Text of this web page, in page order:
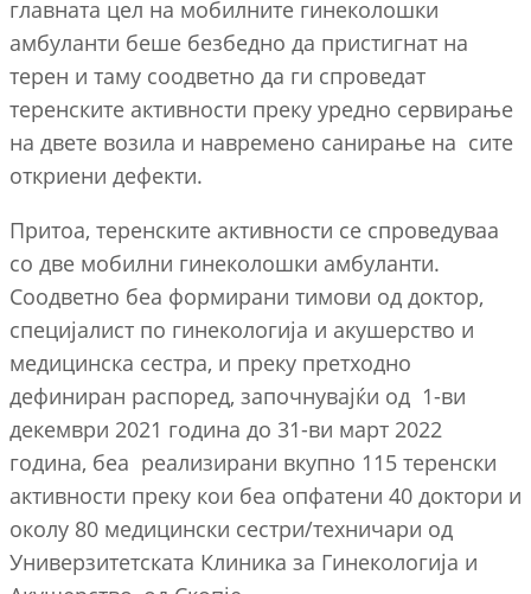
главната цел на мобилните гинеколошки
амбуланти беше безбедно да пристигнат на
терен и таму соодветно да ги спроведат
теренските активности преку уредно сервирање
на двете возила и навремено санирање на сите
откриени дефекти.
Притоа, теренските активности се спроведуваа
со две мобилни гинеколошки амбуланти.
Соодветно беа формирани тимови од доктор,
специјалист по гинекологија и акушерство и
медицинска сестра, и преку претходно
дефиниран распоред, започнувајќи од 1-ви
декември 2021 година до 31-ви март 2022
година, беа реализирани вкупно 115 теренски
активности преку кои беа опфатени 40 доктори и
околу 80 медицински сестри/техничари од
Универзитетската Клиника за Гинекологија и